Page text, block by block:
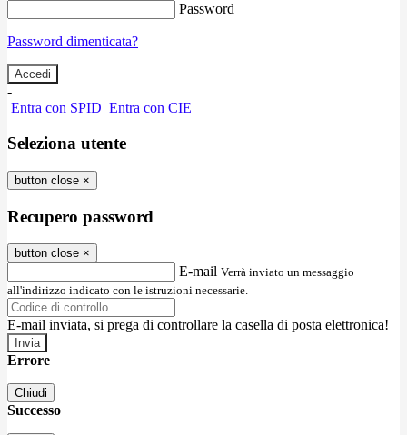
Password
Password dimenticata?
-
Entra con SPID Entra con CIE
Seleziona utente
button close ×
Recupero password
button close ×
E-mail Verrà inviato un messaggio
all'indirizzo indicato con le istruzioni necessarie.
E-mail inviata, si prega di controllare la casella di posta elettronica!
Errore
Chiudi
Successo